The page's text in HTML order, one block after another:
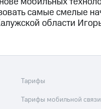
самые смелые
области
Тарифы
Тарифы мобильной связи